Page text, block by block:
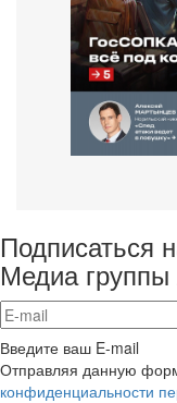
Подписаться
Медиа группы
Введите ваш E-mail
Отправляя данную
конфиденциальности